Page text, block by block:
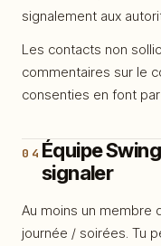
FR | EN
signalement aux
Les contacts non
commentaires sur le
consenties en font
04 Équipe
signaler
Au moins un membre
journée / soirées. Tu